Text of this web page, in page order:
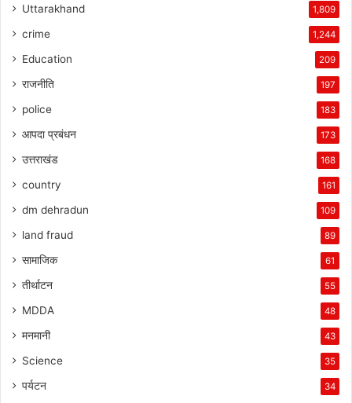
Uttarakhand 1,809
crime 1,244
Education 209
राजनीति 197
police 183
आपदा प्रबंधन 173
उत्तराखंड 168
country 161
dm dehradun 109
land fraud 89
सामाजिक 61
तीर्थाटन 55
MDDA 48
मनमानी 43
Science 35
पर्यटन 34